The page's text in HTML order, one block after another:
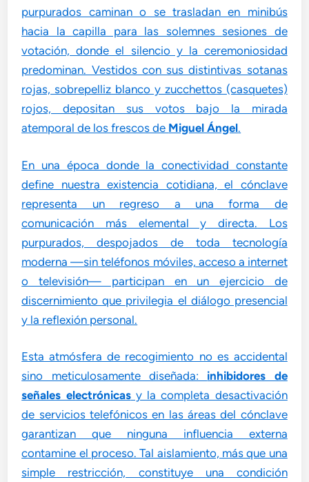
purpurados caminan o se trasladan en minibús
hacia la capilla para las solemnes sesiones de
votación, donde el silencio y la ceremoniosidad
predominan. Vestidos con sus distintivas sotanas
rojas, sobrepelliz blanco y zucchettos (casquetes)
rojos, depositan sus votos bajo la mirada
atemporal de los frescos de Miguel Ángel.
En una época donde la conectividad constante
define nuestra existencia cotidiana, el cónclave
representa un regreso a una forma de
comunicación más elemental y directa. Los
purpurados, despojados de toda tecnología
moderna —sin teléfonos móviles, acceso a internet
o televisión— participan en un ejercicio de
discernimiento que privilegia el diálogo presencial
y la reflexión personal.
Esta atmósfera de recogimiento no es accidental
sino meticulosamente diseñada: inhibidores de
señales electrónicasy la completa desactivación
de servicios telefónicos en las áreas del cónclave
garantizan que ninguna influencia externa
contamine el proceso. Tal aislamiento, más que una
simple restricción, constituye una condición